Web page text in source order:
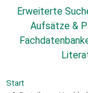
Erweiterte
Aufsätze &
Start